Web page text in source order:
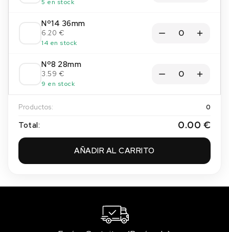
5 en stock
Nº14 36mm
6.20 €
14 en stock
Nº8 28mm
3.59 €
9 en stock
Productos: 0
Total: 0.00 €
AÑADIR AL CARRITO